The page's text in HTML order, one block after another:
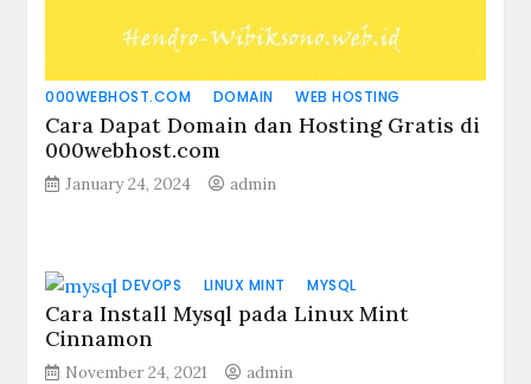
000WEBHOST.COM DOMAIN WEB HOSTING
Cara Dapat Domain dan Hosting Gratis di
000webhost.com
January 24, 2024 admin
DEVOPS LINUX MINT MYSQL
Cara Install Mysql pada Linux Mint
Cinnamon
November 24, 2021 admin